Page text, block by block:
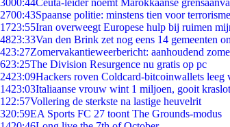
3000:44Ceuta-leider noemt Marokkaanse
2700:43Spaanse politie: minstens tien voor
1723:55Iran overweegt Europese hulp bij ruimen
4823:33Van den Brink zet nog eens 14 gemeenten
423:27Zomervakantieweerbericht: aanhoudend
623:25The Division Resurgence nu gratis op pc
2423:09Hackers roven Coldcard-bitcoinwallets leeg
1423:03Italiaanse vrouw wint 1 miljoen, gooit
1 22:57Vollering de sterkste na lastige heuvelrit
320:59EA Sports FC 27 toont The Grounds-modus